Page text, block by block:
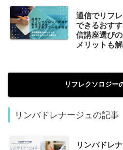
通信でリフ
できるおす
信講座選び
メリットも
リフレクソロジー
リンパドレナージュの記事
リンパドレ